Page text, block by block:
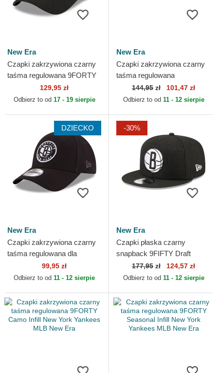
New Era
Czapki zakrzywiona czarny
taśma regulowana 9FORTY
The League Brooklyn Nets
NBA New Era
129,95 zł
Odbierz to od 17 - 19 sierpie
New Era
Czapki zakrzywiona czarny
taśma regulowana
9TWENTY Draft Edition 2023
Brooklyn Nets NBA New Era
144,95 zł 101,47 zł
Odbierz to od 11 - 12 sierpie
DZIECKO
New Era
Czapki zakrzywiona czarny
taśma regulowana dla
dziecka 9FORTY The
League Brooklyn Nets NBA
99,95 zł
Odbierz to od 11 - 12 sierpie
-30%
New Era
Czapki płaska czarny
snapback 9FIFTY Draft
Edition 2023 Brooklyn Nets
NBA New Era
177,95 zł 124,57 zł
Odbierz to od 11 - 12 sierpie